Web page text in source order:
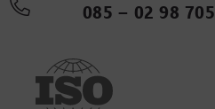
085 – 02 98 705